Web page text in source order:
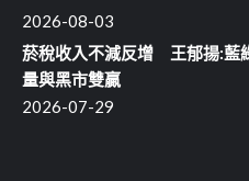
2026-08-03
菸稅收入不減反增 王郁揚:藍
量與黑市雙贏
2026-07-29